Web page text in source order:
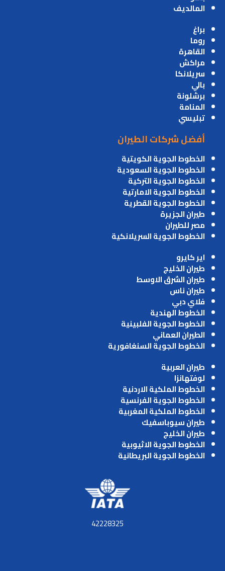
المالديف
براغ
روما
القاهرة
مراكش
سريلانكا
بالي
برشلونة
المنامة
تبليسي
أفضل شركات الطيران
الخطوط الجوية الكويتية
الخطوط الجوية السعودية
الخطوط الجوية التركية
الخطوط الجوية الامارتية
الخطوط الجوية القطرية
طيران الجزيرة
مصر للطيران
الخطوط الجوية السريلانكية
اير كايرو
طيران الخليج
طيران الشرق الاوسط
طيران ناس
فلاي دبي
الخطوط الهندية
الخطوط الجوية الفلبينية
الطيران العماني
الخطوط الجوية السنغافورية
طيران العربية
لوفتهانزا
الخطوط الملكية الاردنية
الخطوط الجوية الفرنسية
الخطوط الملكية المغربية
طيران سيوباسفيك
طيران الخليج
الخطوط الجوية الاثيوبية
الخطوط الجوية البريطانية
42228325